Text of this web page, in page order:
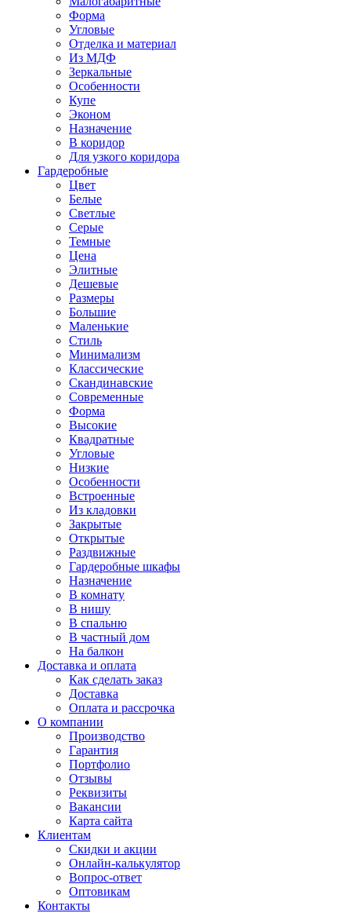
Форма
Угловые
Отделка и материал
Из МДФ
Зеркальные
Особенности
Купе
Эконом
Назначение
В коридор
Для узкого коридора
Гардеробные
Цвет
Белые
Светлые
Серые
Темные
Цена
Элитные
Дешевые
Размеры
Большие
Маленькие
Стиль
Минимализм
Классические
Скандинавские
Современные
Форма
Высокие
Квадратные
Угловые
Низкие
Особенности
Встроенные
Из кладовки
Закрытые
Открытые
Раздвижные
Гардеробные шкафы
Назначение
В комнату
В нишу
В спальню
В частный дом
На балкон
Доставка и оплата
Как сделать заказ
Доставка
Оплата и рассрочка
О компании
Производство
Гарантия
Портфолио
Отзывы
Реквизиты
Вакансии
Карта сайта
Клиентам
Скидки и акции
Онлайн-калькулятор
Вопрос-ответ
Оптовикам
Контакты